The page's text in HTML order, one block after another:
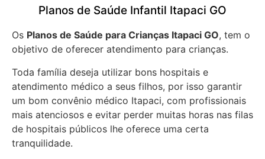
Planos de Saúde Infantil Itapaci GO
Os Planos de Saúde para Crianças Itapaci GO, tem o
objetivo de oferecer atendimento para crianças.
Toda família deseja utilizar bons hospitais e
atendimento médico a seus filhos, por isso garantir
um bom convênio médico Itapaci, com profissionais
mais atenciosos e evitar perder muitas horas nas filas
de hospitais públicos lhe oferece uma certa
tranquilidade.